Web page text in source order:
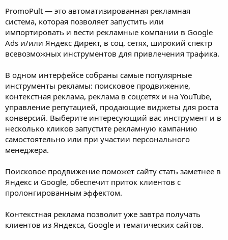
PromoPult — это автоматизированная рекламная
система, которая позволяет запустить или
импортировать и вести рекламные компании в Google
Ads и/или Яндекс Директ, в соц. сетях, широкий спектр
всевозможных инструментов для привлечения трафика.
В одном интерфейсе собраны самые популярные
инструменты рекламы: поисковое продвижение,
контекстная реклама, реклама в соцсетях и на YouTube,
управление репутацией, продающие виджеты для роста
конверсий. Выберите интересующий вас инструмент и в
несколько кликов запустите рекламную кампанию
самостоятельно или при участии персонального
менеджера.
Поисковое продвижение поможет сайту стать заметнее в
Яндекс и Google, обеспечит приток клиентов с
пролонгированным эффектом.
Контекстная реклама позволит уже завтра получать
клиентов из Яндекса, Google и тематических сайтов.